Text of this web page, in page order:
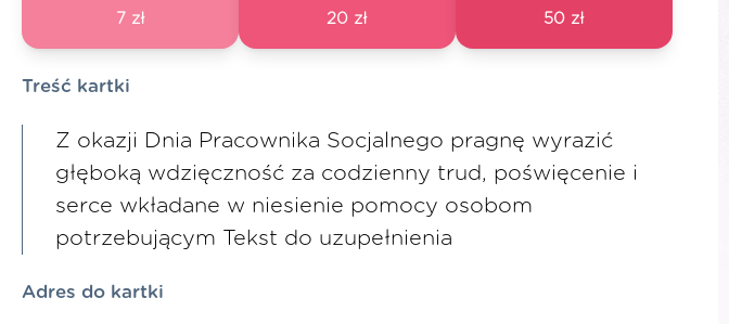
7 zł 20 zł 50 zł
Treść kartki
Z okazji Dnia Pracownika Socjalnego pragnę wyrazić
głęboką wdzięczność za codzienny trud, poświęcenie i
serce wkładane w niesienie pomocy osobom
potrzebującym Tekst do uzupełnienia
Adres do kartki